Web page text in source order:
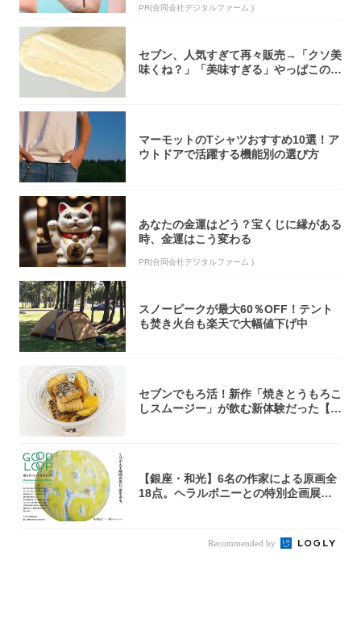
PR(合同会社デジタルファーム )
セブン、人気すぎて再々販売→「クソ美
味くね？」「美味すぎる」やっぱこのク
マーモットのTシャツおすすめ10選！ア
ウトドアで活躍する機能別の選び方
あなたの金運はどう？宝くじに縁がある
時、金運はこう変わる
PR(合同会社デジタルファーム )
スノーピークが最大60％OFF！テント
も焚き火台も楽天で大幅値下げ中
セブンでもろ活！新作「焼きとうもろこ
しスムージー」が飲む新体験だった【東
【銀座・和光】6名の作家による原画全
18点。ヘラルボニーとの特別企画展「G
Recommended by